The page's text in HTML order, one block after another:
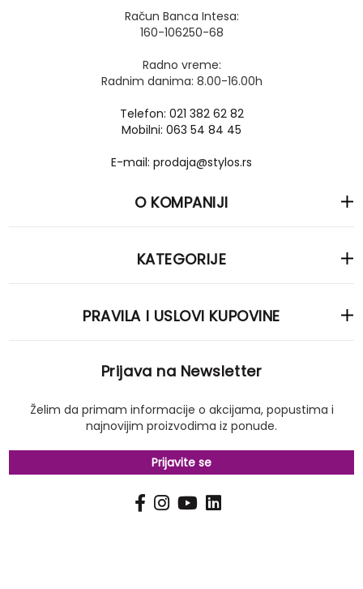
Račun Banca Intesa:
160-106250-68
Radno vreme:
Radnim danima: 8.00-16.00h
Telefon: 021 382 62 82
Mobilni: 063 54 84 45
E-mail: prodaja@stylos.rs
O KOMPANIJI
KATEGORIJE
PRAVILA I USLOVI KUPOVINE
Prijava na Newsletter
Želim da primam informacije o akcijama, popustima i
najnovijim proizvodima iz ponude.
Prijavite se